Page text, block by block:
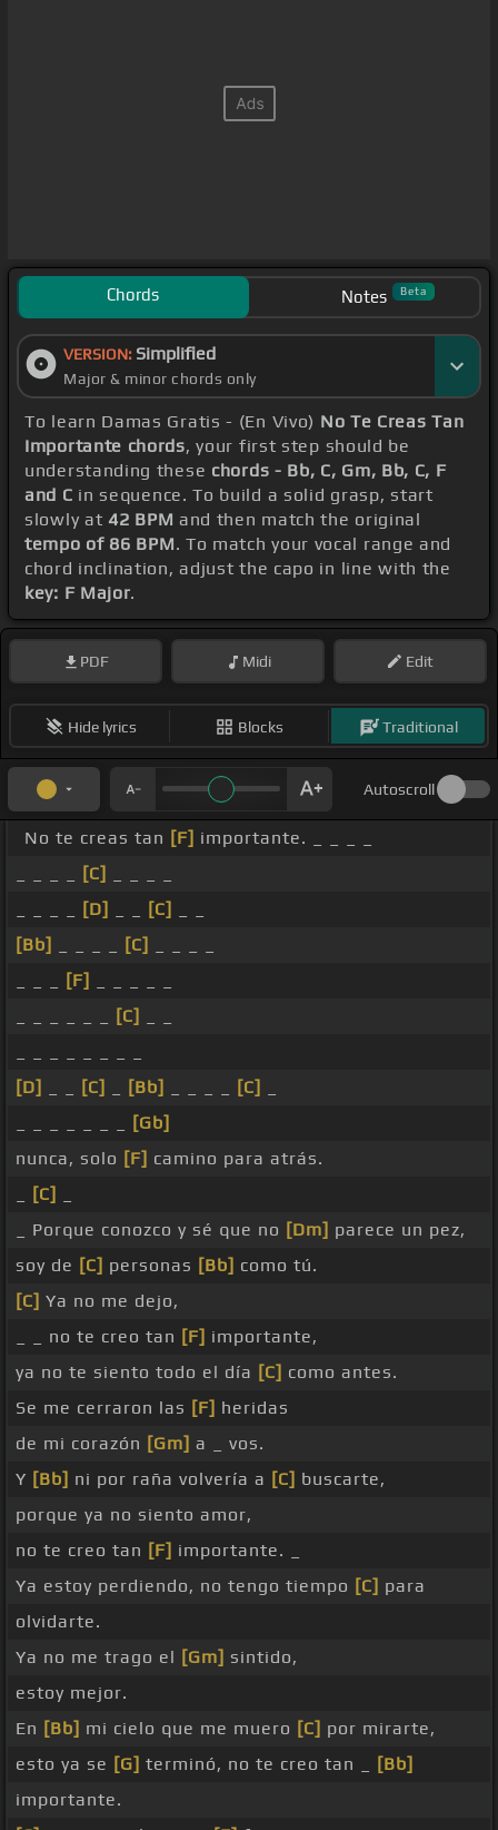
Chords Notes Beta
VERSION: Simplified
Major & minor chords only
To learn Damas Gratis - (En Vivo) No Te Creas Tan
Importante chords, your first step should be
understanding these chords - Bb, C, Gm, Bb, C, F
and C in sequence. To build a solid grasp, start
slowly at 42 BPM and then match the original
tempo of 86 BPM. To match your vocal range and
chord inclination, adjust the capo in line with the
key: F Major.
PDF Midi Edit
Hide lyrics Blocks Traditional
Autoscroll
No te creas tan [F] importante. _ _ _ _
[C]
[D] [C]
[Bb]
[C]
[F]
[C]
[D]
[C] [Bb] [C]
[Gb]
nunca, solo [F] camino para atrás.
[C]
_ Porque conozco y sé que no [Dm] parece un pez,
soy de [C] personas [Bb] como tú.
[C] Ya no me dejo,
_ _ no te creo tan [F] importante,
ya no te siento todo el día [C] como antes.
Se me cerraron las [F] heridas
de mi corazón [Gm] a _ vos.
Y [Bb] ni por raña volvería a [C] buscarte,
porque ya no siento amor,
no te creo tan [F] importante. _
Ya estoy perdiendo, no tengo tiempo [C] para
olvidarte.
Ya no me trago el [Gm] sintido,
estoy mejor.
En [Bb] mi cielo que me muero [C] por mirarte,
esto ya se [G] terminó, no te creo tan _
[Bb]
importante.